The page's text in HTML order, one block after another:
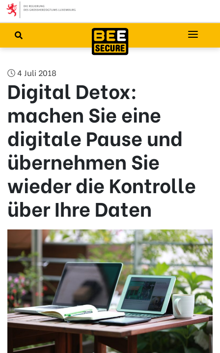
4 Juli 2018
Digital Detox:
machen Sie eine
digitale Pause und
übernehmen Sie
wieder die Kontrolle
über Ihre Daten